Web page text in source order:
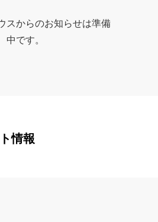
スからのお知らせは準備
中です。
情報